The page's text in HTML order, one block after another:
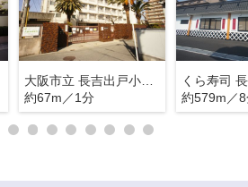
大阪市立 長吉出戸小学校
約67m／1分
くら寿司
約579m／